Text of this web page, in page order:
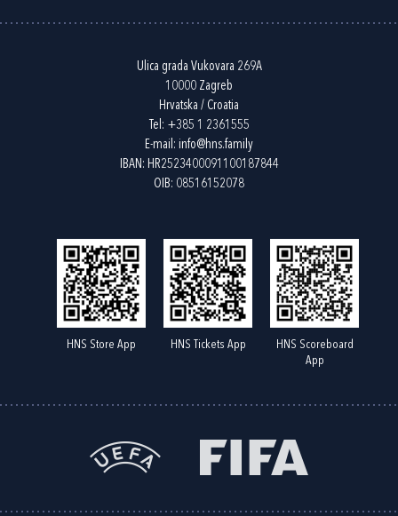
Ulica grada Vukovara 269A
10000 Zagreb
Hrvatska / Croatia
Tel: +385 1 2361555
E-mail: info@hns.family
IBAN: HR2523400091100187844
OIB: 08516152078
HNS Store App HNS Tickets App
HNS Scoreboard
App